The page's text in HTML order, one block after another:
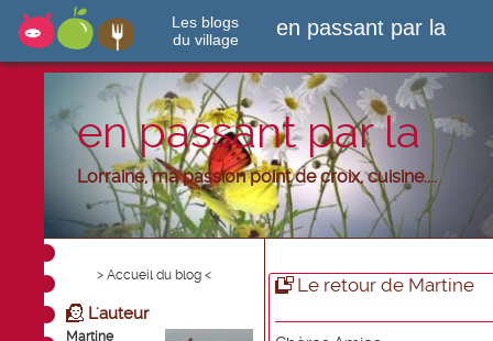
Les blogs
du village
en passant par la
en passant par la
Lorraine, ma passion point de croix, cuisine....
> Accueil du blog <
L'auteur
Martine
Le retour de Martine